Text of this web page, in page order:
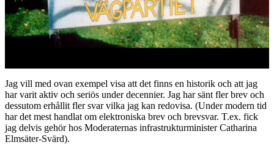
Jag vill med ovan exempel visa att det finns en historik och att jag
har varit aktiv och seriös under decennier. Jag har sänt fler brev och
dessutom erhållit fler svar vilka jag kan redovisa. (Under modern tid
har det mest handlat om elektroniska brev och brevsvar. T.ex. fick
jag delvis gehör hos Moderaternas infrastrukturminister Catharina
Elmsäter-Svärd).